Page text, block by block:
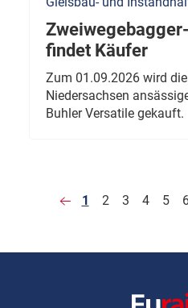
findet Käufer
Zum 01.09.2026 wird
Niedersachsen
Buhler Versatile gekauft.
1 2 3 4 5